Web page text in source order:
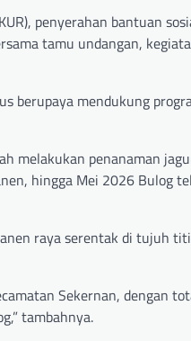
penyerahan bantuan
tamu undangan,
berupaya mendukung
melakukan penanaman
hingga Mei 2026 Bulog
raya serentak di tujuh
Sekernan, dengan
tambahnya.